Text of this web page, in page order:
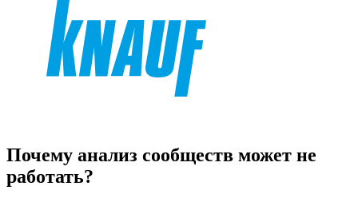
Почему анализ сообществ может не
работать?